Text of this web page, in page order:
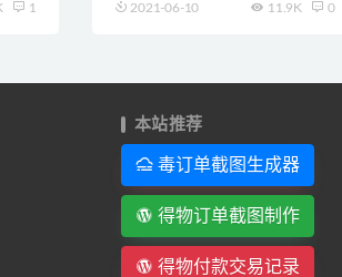
1 2021-06-10 11.9K 0
本站推荐
毒订单截图生成器
得物订单截图制作
得物付款交易记录